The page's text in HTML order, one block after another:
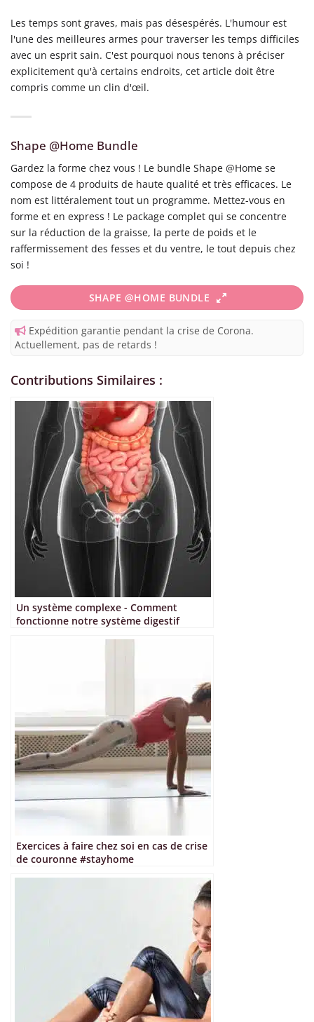
Les temps sont graves, mais pas désespérés. L'humour est
l'une des meilleures armes pour traverser les temps difficiles
avec un esprit sain. C'est pourquoi nous tenons à préciser
explicitement qu'à certains endroits, cet article doit être
compris comme un clin d'œil.
Shape @Home Bundle
Gardez la forme chez vous ! Le bundle Shape @Home se
compose de 4 produits de haute qualité et très efficaces. Le
nom est littéralement tout un programme. Mettez-vous en
forme et en express ! Le package complet qui se concentre
sur la réduction de la graisse, la perte de poids et le
raffermissement des fesses et du ventre, le tout depuis chez
soi !
SHAPE @HOME BUNDLE
Expédition garantie pendant la crise de Corona.
Actuellement, pas de retards !
Contributions Similaires :
Un système complexe - Comment
fonctionne notre système digestif
Exercices à faire chez soi en cas de crise
de couronne #stayhome